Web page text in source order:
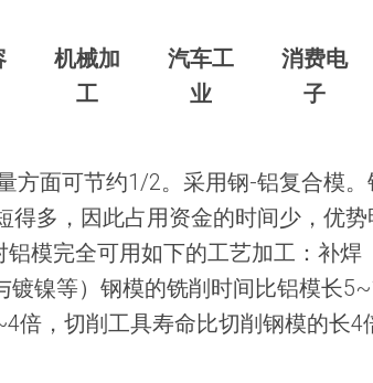
机械加
工
汽车工
业
消费电
子
方面可节约1/2。采用钢-铝复合模
多，因此占用资金的时间少，优势
模完全可用如下的工艺加工：补焊
镍等）钢模的铣削时间比铝模长
倍，切削工具寿命比切削钢模的长4